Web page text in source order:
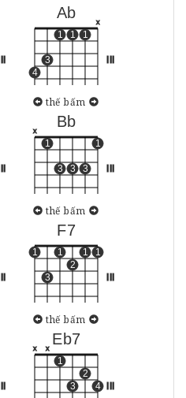
Ab
4
3
1 1 1
x
thế bấm
Bb
x
1
3 3 3
1
thế bấm
F7
1
3
1
2
1 1
thế bấm
Eb7
x x
1
3
2
4